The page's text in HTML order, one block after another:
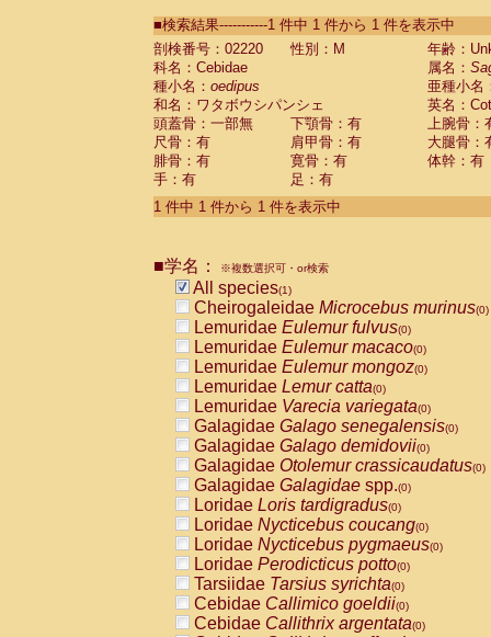
CebidaeSaguinus labiatus(0)
Cebidae Saguinus leucopus (0)
Cebidae
Cebidae
CebidaeSaguinus nigricollis (0)
Cebidae Saguinus oedipus
Cebidae Saguinus weddelli
Cebidae Saguinusspp.
Cebidae Aotus trivirgatus
Cebidae Cebus albifrons
CebidaeCebus nigrivittatus
CebidaeCebus
CebidaeSaimiri boliviensis(0)
CebidaeSaimiri sciureus(0)
AtelidaeAlouatta caraya(0)
AtelidaeAlouatta fusca(0)
AtelidaeAlouatta seniculus
AtelidaeAlouattaspp.(0)
AtelidaeAteles belzebuth(0)
AtelidaeAteles geoffroyi(0)
AtelidaeAteles paniscus(0)
AtelidaeAtelesspp.(0)
Atelidae Lagothrix lagothricha
AtelidaeLagothrix lagothricha cana
PitheciidaeCacajao calvus
PitheciidaeCallicebus cupreus
PitheciidaeCallicebus donacophilus
PitheciidaeCallicebus moloch
PitheciidaeCallicebus torquatus
■検索結果-----------1 件中 1 件から 1 件を表示中
剖検番号：02220
性別：M
年齢：
科名：Cebidae
属名：
種小名： oedipus
亜種小名
和名：ワタボウシパンシェ
英名：
頭蓋骨：一部無
下顎骨：有
上腕骨：
尺骨：有
肩甲骨：有
大腿骨：
腓骨：有
寛骨：有
体幹：有
手：有
足：有
1 件中 1 件から 1 件を表示中
■学名： ※複数選択可・or検索
All species(1)
Cheirogaleidae Microcebus murinus(0)
Lemuridae Eulemur fulvus(0)
Lemuridae Eulemur macaco(0)
Lemuridae Eulemur mongoz(0)
Lemuridae Lemur catta(0)
Lemuridae Varecia variegata(0)
Galagidae Galago senegalensis(0)
Galagidae Galago demidovii(0)
Galagidae Otolemur crassicaudatus(0)
Galagidae Galagidae spp.(0)
Loridae Loris tardigradus(0)
Loridae Nycticebus coucang(0)
Loridae Nycticebus pygmaeus(0)
Loridae Perodicticus potto(0)
Tarsiidae Tarsius syrichta(0)
Cebidae Callimico goeldii(0)
Cebidae Callithrix argentata(0)